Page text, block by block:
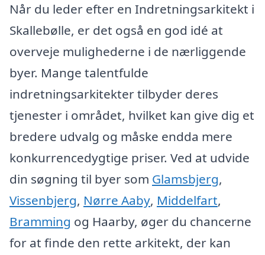
Når du leder efter en Indretningsarkitekt i
Skallebølle, er det også en god idé at
overveje mulighederne i de nærliggende
byer. Mange talentfulde
indretningsarkitekter tilbyder deres
tjenester i området, hvilket kan give dig et
bredere udvalg og måske endda mere
konkurrencedygtige priser. Ved at udvide
din søgning til byer som Glamsbjerg,
Vissenbjerg, Nørre Aaby, Middelfart,
Bramming og Haarby, øger du chancerne
for at finde den rette arkitekt, der kan